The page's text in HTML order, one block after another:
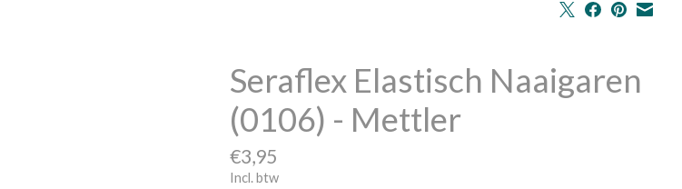
Seraflex Elastisch Naaigaren
(0106) - Mettler
€3,95
Incl. btw